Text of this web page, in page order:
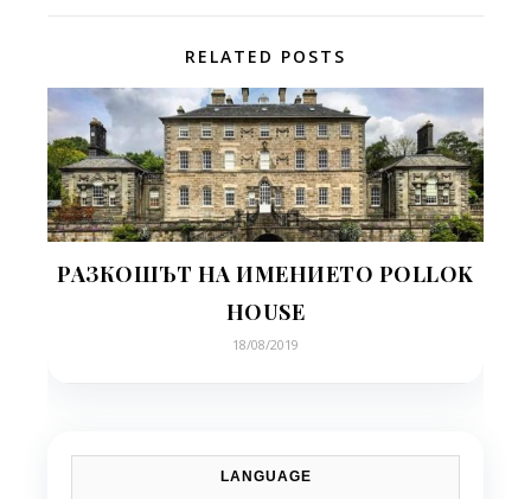
RELATED POSTS
РАЗКОШЪТ НА ИМЕНИЕТО POLLOK
HOUSE
18/08/2019
LANGUAGE